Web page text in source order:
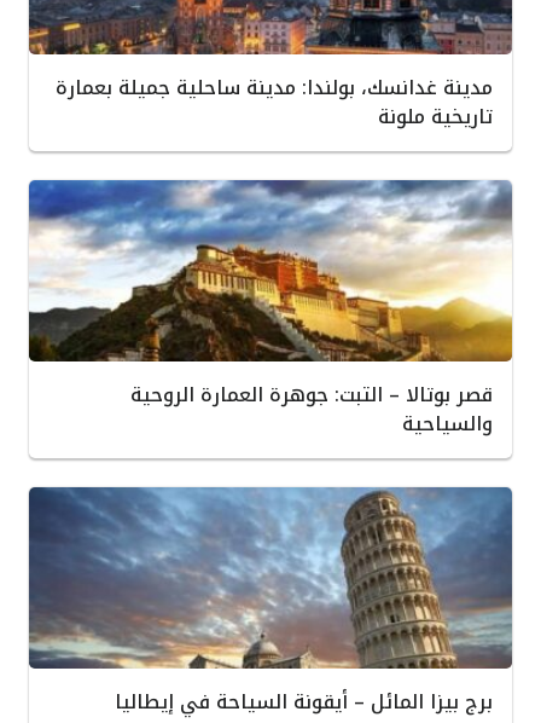
مدينة غدانسك، بولندا: مدينة ساحلية جميلة بعمارة
تاريخية ملونة
قصر بوتالا – التبت: جوهرة العمارة الروحية
والسياحية
برج بيزا المائل – أيقونة السياحة في إيطاليا